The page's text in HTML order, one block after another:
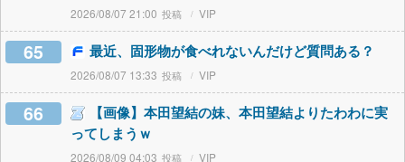
2026/08/07 21:00 VIP
65 最近、固形物が食べれないんだけど質問ある？
2026/08/07 13:33 VIP
66
【画像】本田望結の妹、本田望結よりたわわに実
ってしまうｗ
2026/08/09 04:03 VIP